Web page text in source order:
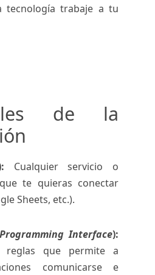
trabaje a tu
de la
Cualquier servicio o
te quieras conectar
Sheets, etc.).
Interface):
que permite a
comunicarse e